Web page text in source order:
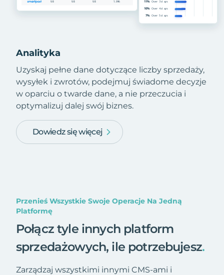
Analityka
Uzyskaj pełne dane dotyczące liczby sprzedaży,
wysyłek i zwrotów, podejmuj świadome decyzje
w oparciu o twarde dane, a nie przeczucia i
optymalizuj dalej swój biznes.
Dowiedz się więcej
Przenieś Wszystkie Swoje Operacje Na Jedną
Platformę
Połącz tyle innych platform
sprzedażowych, ile potrzebujesz.
Zarządzaj wszystkimi innymi CMS-ami i